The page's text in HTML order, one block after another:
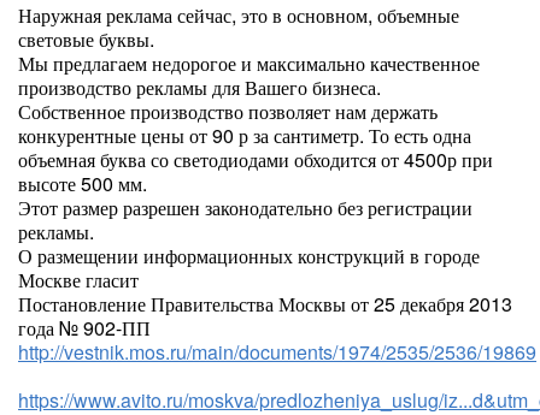
Наружная реклама сейчас, это в основном, объемные
световые буквы.
Мы предлагаем недорогое и максимально качественное
производство рекламы для Вашего бизнеса.
Собственное производство позволяет нам держать
конкурентные цены от 90 р за сантиметр. То есть одна
объемная буква со светодиодами обходится от 4500р при
высоте 500 мм.
Этот размер разрешен законодательно без регистрации
рекламы.
О размещении информационных конструкций в городе
Москве гласит
Постановление Правительства Москвы от 25 декабря 2013
года № 902-ПП
http://vestnik.mos.ru/main/documents/1974/2535/2536/19869
https://www.avito.ru/moskva/predlozheniya_uslug/